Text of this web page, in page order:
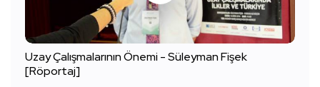
Uzay Çalışmalarının Önemi - Süleyman Fişek
[Röportaj]